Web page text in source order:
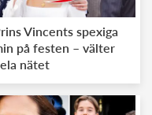
Vincents spexiga
på festen – välter
nätet